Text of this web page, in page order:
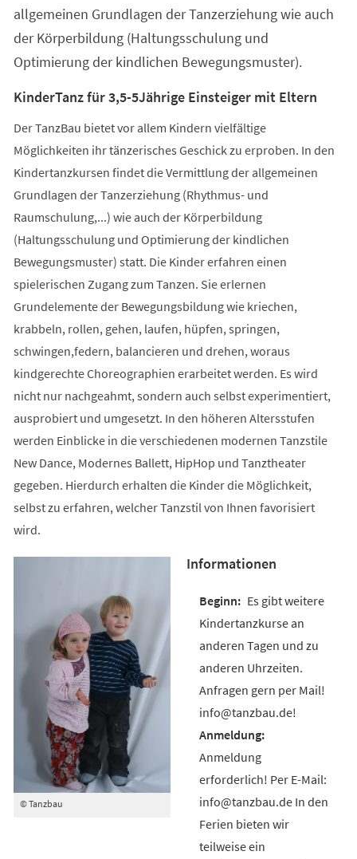
allgemeinen Grundlagen der Tanzerziehung wie auch
der Körperbildung (Haltungsschulung und
Optimierung der kindlichen Bewegungsmuster).
KinderTanz für 3,5-5Jährige Einsteiger mit Eltern
Der TanzBau bietet vor allem Kindern vielfältige
Möglichkeiten ihr tänzerisches Geschick zu erproben. In den
Kindertanzkursen findet die Vermittlung der allgemeinen
Grundlagen der Tanzerziehung (Rhythmus- und
Raumschulung,...) wie auch der Körperbildung
(Haltungsschulung und Optimierung der kindlichen
Bewegungsmuster) statt. Die Kinder erfahren einen
spielerischen Zugang zum Tanzen. Sie erlernen
Grundelemente der Bewegungsbildung wie kriechen,
krabbeln, rollen, gehen, laufen, hüpfen, springen,
schwingen,federn, balancieren und drehen, woraus
kindgerechte Choreographien erarbeitet werden. Es wird
nicht nur nachgeahmt, sondern auch selbst experimentiert,
ausprobiert und umgesetzt. In den höheren Altersstufen
werden Einblicke in die verschiedenen modernen Tanzstile
New Dance, Modernes Ballett, HipHop und Tanztheater
gegeben. Hierdurch erhalten die Kinder die Möglichkeit,
selbst zu erfahren, welcher Tanzstil von Ihnen favorisiert
wird.
© Tanzbau
Informationen
Es gibt weitere
Kindertanzkurse an
anderen Tagen und zu
anderen Uhrzeiten.
Anfragen gern per Mail!
info@tanzbau.de!
Anmeldung
erforderlich! Per E-Mail:
info@tanzbau.de In den
Ferien bieten wir
teilweise ein